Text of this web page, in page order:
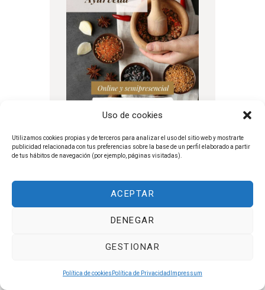
Uso de cookies
Utilizamos cookies propias y de terceros para analizar el uso del sitio web y mostrarte
publicidad relacionada con tus preferencias sobre la base de un perfil elaborado a partir
de tus hábitos de navegación (por ejemplo, páginas visitadas).
ACEPTAR
DENEGAR
GESTIONAR
Política de cookies Política de Privacidad Impressum
RETIRO DE INICIACIÓN AL